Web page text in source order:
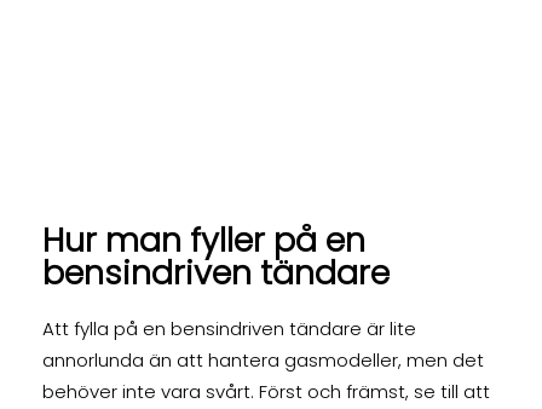
Hur man fyller på en
bensindriven tändare
Att fylla på en bensindriven tändare är lite
annorlunda än att hantera gasmodeller, men det
behöver inte vara svårt. Först och främst, se till att